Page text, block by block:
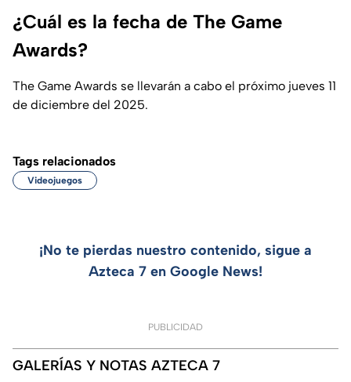
¿Cuál es la fecha de The Game
Awards?
The Game Awards se llevarán a cabo el próximo jueves 11
de diciembre del 2025.
Tags relacionados
Videojuegos
¡No te pierdas nuestro contenido, sigue a
Azteca 7 en Google News!
PUBLICIDAD
GALERÍAS Y NOTAS AZTECA 7